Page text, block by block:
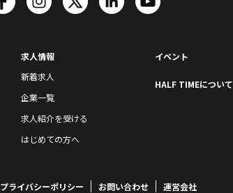
求人情報
新着求人
企業一覧
求人紹介を受ける
はじめての方へ
イベント
HALF TIMEについて
プライバシーポリシー お問い合わせ 運営会社